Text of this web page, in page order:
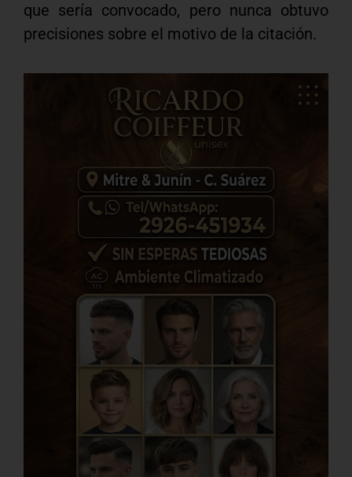
que sería convocado, pero nunca obtuvo
precisiones sobre el motivo de la citación.